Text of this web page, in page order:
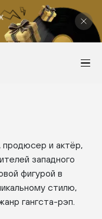
и актёр,
западного
фигурой в
стилю,
гангста-рэп.